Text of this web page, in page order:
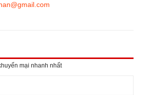
mại nhanh nhất